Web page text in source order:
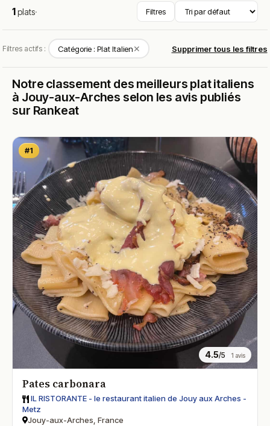
1plats· Filtres
Filtres actifs : Catégorie : Plat Italien✕ Supprimer tous les filtres
Notre classement des meilleurs plat italiens
à Jouy-aux-Arches selon les avis publiés
sur Rankeat
#1
4.5/5 1 avis
Pates carbonara
IL RISTORANTE - le restaurant italien de Jouy aux Arches -
Metz
Jouy-aux-Arches, France